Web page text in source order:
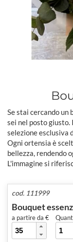
Se stai cercando
sei nel posto
selezione esclusiva
Ogni ortensia è
bellezza, rendendo
L'immagine si
cod. 111999
Bouquet
a partire da €